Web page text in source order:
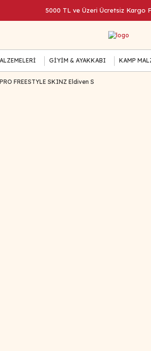
5000 TL ve Üzeri Ücretsiz Kargo
GİYİM & AYAKKABI KAMP
FREESTYLE SKINZ Eldiven S